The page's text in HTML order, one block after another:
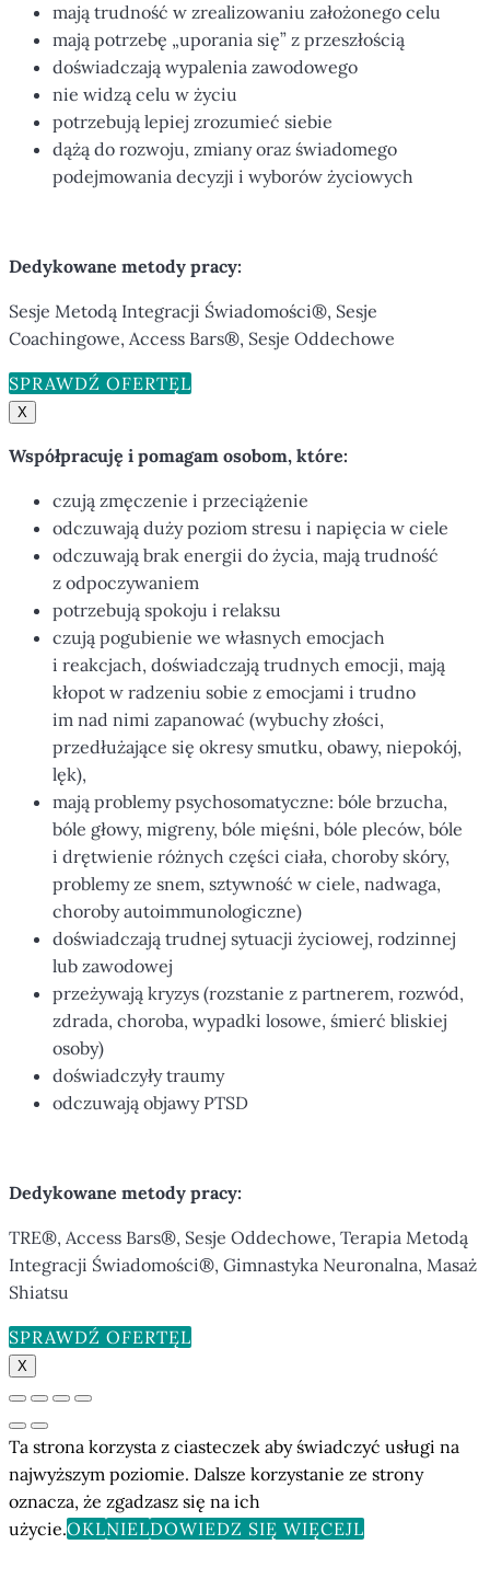
mają trudność w zrealizowaniu założonego celu
mają potrzebę „uporania się” z przeszłością
doświadczają wypalenia zawodowego
nie widzą celu w życiu
potrzebują lepiej zrozumieć siebie
dążą do rozwoju, zmiany oraz świadomego
podejmowania decyzji i wyborów życiowych
Dedykowane metody pracy:
Sesje Metodą Integracji Świadomości®, Sesje
Coachingowe, Access Bars®, Sesje Oddechowe
SPRAWDŹ OFERTĘ
X
Współpracuję i pomagam osobom, które:
czują zmęczenie i przeciążenie
odczuwają duży poziom stresu i napięcia w ciele
odczuwają brak energii do życia, mają trudność
z odpoczywaniem
potrzebują spokoju i relaksu
czują pogubienie we własnych emocjach
i reakcjach, doświadczają trudnych emocji, mają
kłopot w radzeniu sobie z emocjami i trudno
im nad nimi zapanować (wybuchy złości,
przedłużające się okresy smutku, obawy, niepokój,
lęk),
mają problemy psychosomatyczne: bóle brzucha,
bóle głowy, migreny, bóle mięśni, bóle pleców, bóle
i drętwienie różnych części ciała, choroby skóry,
problemy ze snem, sztywność w ciele, nadwaga,
choroby autoimmunologiczne)
doświadczają trudnej sytuacji życiowej, rodzinnej
lub zawodowej
przeżywają kryzys (rozstanie z partnerem, rozwód,
zdrada, choroba, wypadki losowe, śmierć bliskiej
osoby)
doświadczyły traumy
odczuwają objawy PTSD
Dedykowane metody pracy:
TRE®, Access Bars®, Sesje Oddechowe, Terapia Metodą
Integracji Świadomości®, Gimnastyka Neuronalna, Masaż
Shiatsu
SPRAWDŹ OFERTĘ
X
Ta strona korzysta z ciasteczek aby świadczyć usługi na
najwyższym poziomie. Dalsze korzystanie ze strony
oznacza, że zgadzasz się na ich
użycie.OK NIE DOWIEDZ SIĘ WIĘCEJ